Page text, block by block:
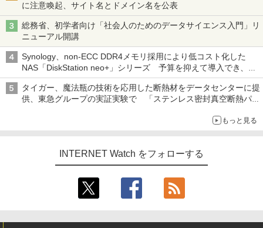
に注意喚起、サイト名とドメイン名を公表
総務省、初学者向け「社会人のためのデータサイエンス入門」リ
ニューアル開講
Synology、non-ECC DDR4メモリ採用により低コスト化した
NAS「DiskStation neo+」シリーズ 予算を抑えて導入でき、
ECCメモリへのアップグレードも可能
タイガー、魔法瓶の技術を応用した断熱材をデータセンターに提
供、東急グループの実証実験で 「ステンレス密封真空断熱パネ
もっと見る
INTERNET Watch をフォローする